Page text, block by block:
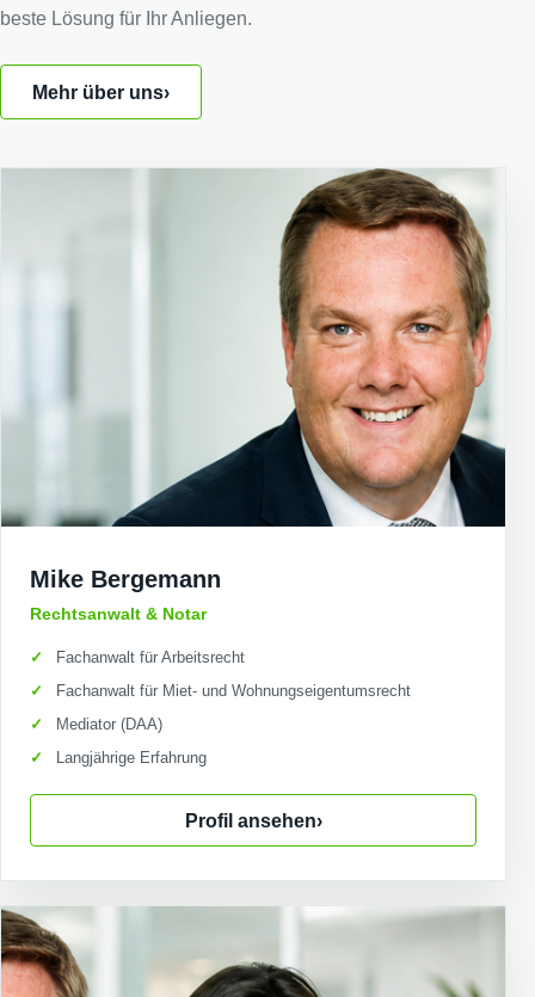
beste Lösung für Ihr Anliegen.
Mehr über uns›
Mike Bergemann
Rechtsanwalt & Notar
Fachanwalt für Arbeitsrecht
Fachanwalt für Miet- und Wohnungseigentumsrecht
Mediator (DAA)
Langjährige Erfahrung
Profil ansehen›